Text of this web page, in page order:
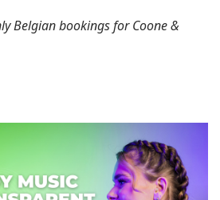
Belgian bookings for Coone &